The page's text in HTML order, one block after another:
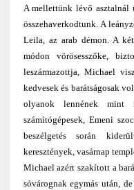
A mellettünk lévő
összehaverkodtunk. A
Leila, az arab démon. A
módon vörösesszőke,
leszármazottja, Michael
kedvesek és barátságosak
olyanok lennének
számítógépesek, Emeni
beszélgetés során
keresztények, vasárnap
Michael azért szakított a
sóvárognak egymás után,